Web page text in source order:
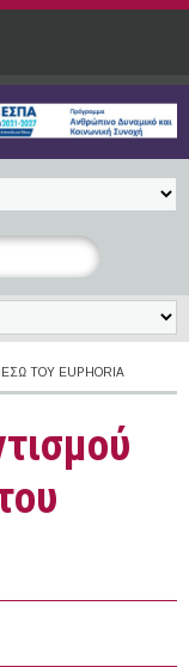
ΤΟΥ EUPHORIA